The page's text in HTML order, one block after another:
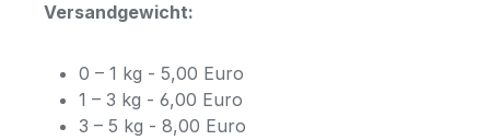
Versandgewicht:
0 – 1 kg - 5,00 Euro
1 – 3 kg - 6,00 Euro
3 – 5 kg - 8,00 Euro